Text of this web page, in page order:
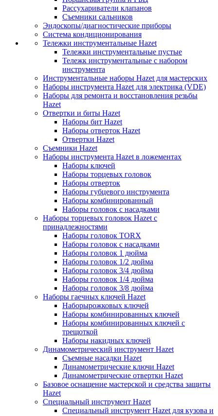
Рассухариватели клапанов
Съемники сальников
Эндоскопы/диагностические приборы
Система кондиционирования
Тележки инструментальные Hazet
Тележки инструментальные пустые
Тележк инструментальные с набором
инструмента
Инструментальные наборы Hazet для мастерских
Наборы инструмента Hazet для электрика (VDE)
Наборы для ремонта и восстановления резьбы
Hazet
Отвертки и биты Hazet
Наборы бит Hazet
Наборы отверток Hazet
Отвертки Hazet
Съемники Hazet
Наборы инструмента Hazet в ложементах
Наборы ключей
Наборы торцевых головок
Наборы отверток
Наборы губцевого инструмента
Наборы комбинированный
Наборы головок с насадками
Наборы торцевых головок Hazet с
принадлежностями
Наборы головок TORX
Наборы головок с насадками
Наборы головок 1 дюйма
Наборы головок 1/2 дюйма
Наборы головок 3/4 дюйма
Наборы головок 1/4 дюйма
Наборы головок 3/8 дюйма
Наборы гаечных ключей Hazet
Наборырожковых ключей
Наборы комбинированных ключей
Наборы комбинированных ключей с
трещоткой
Наборы накидных ключей
Динамометрический инструмент Hazet
Съемные насадки Hazet
Динамометрические ключи Hazet
Динамометрические отвертки Hazet
Базовое оснащение мастерской и средства защиты
Hazet
Специальный инструмент Hazet
Специальный инструмент Hazet для кузова и